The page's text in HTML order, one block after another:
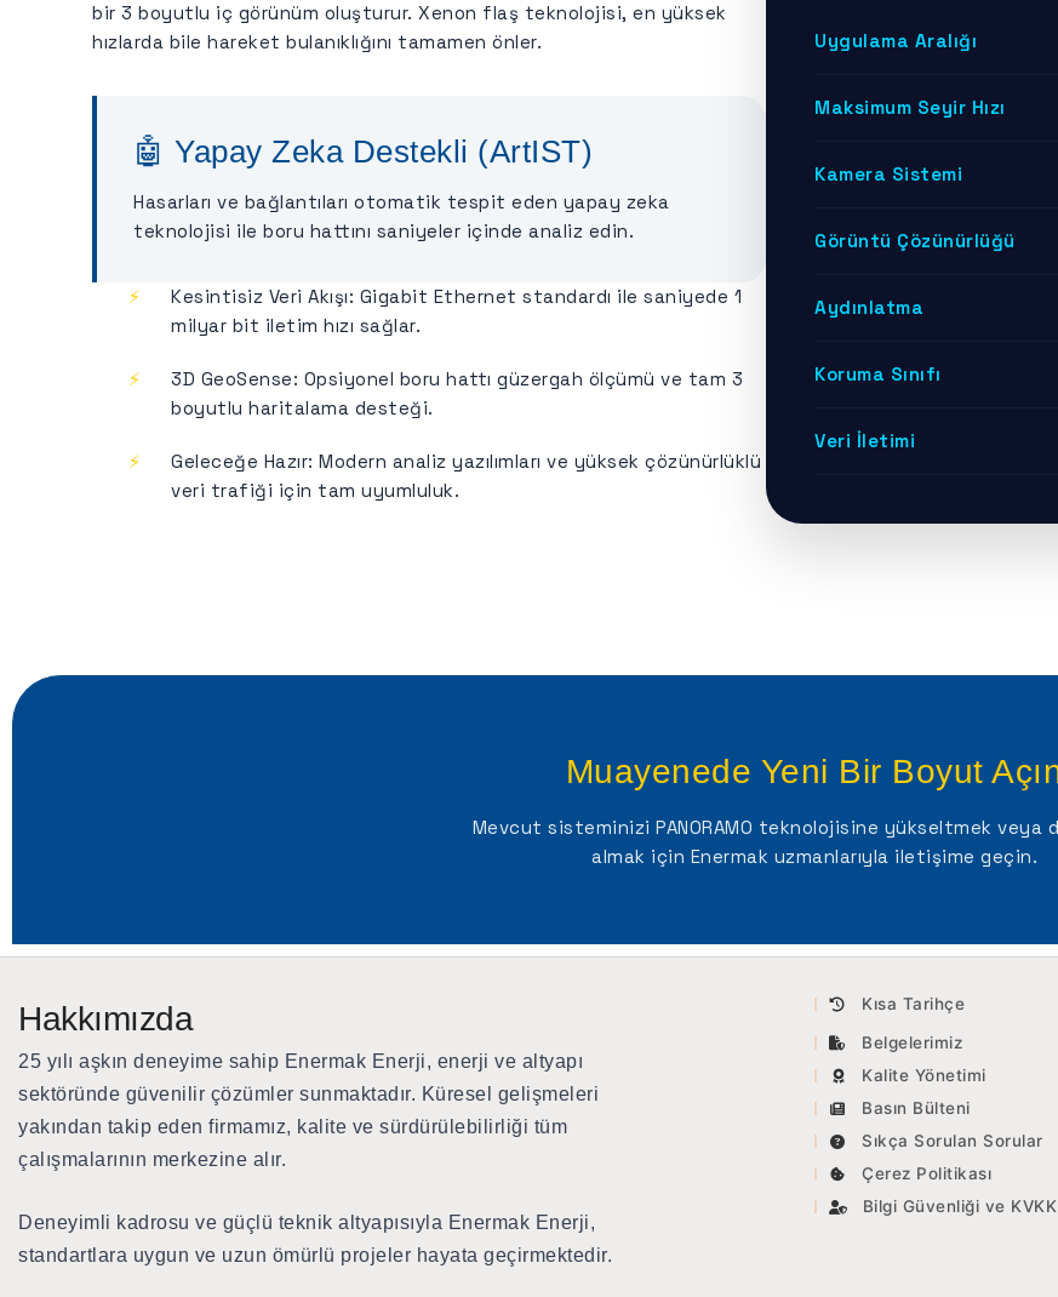
bir 3 boyutlu iç görünüm oluşturur. Xenon flaş teknolojisi, en yüksek
hızlarda bile hareket bulanıklığını tamamen önler.
🤖 Yapay Zeka Destekli (ArtIST)
Hasarları ve bağlantıları otomatik tespit eden yapay zeka
teknolojisi ile boru hattını saniyeler içinde analiz edin.
Kesintisiz Veri Akışı: Gigabit Ethernet standardı ile saniyede 1
milyar bit iletim hızı sağlar.
3D GeoSense: Opsiyonel boru hattı güzergah ölçümü ve tam 3
boyutlu haritalama desteği.
Geleceğe Hazır: Modern analiz yazılımları ve yüksek çözünürlüklü
veri trafiği için tam uyumluluk.
Uygulama Aralığı
Maksimum Seyir Hızı
Kamera Sistemi
Görüntü Çözünürlüğü
Aydınlatma
Koruma Sınıfı
Veri İletimi
Muayenede Yeni Bir Boyut
Mevcut sisteminizi PANORAMO teknolojisine yükseltmek veya
almak için Enermak uzmanlarıyla iletişime geçin.
Hakkımızda
25 yılı aşkın deneyime sahip Enermak Enerji, enerji ve altyapı
sektöründe güvenilir çözümler sunmaktadır. Küresel gelişmeleri
yakından takip eden firmamız, kalite ve sürdürülebilirliği tüm
çalışmalarının merkezine alır.
Deneyimli kadrosu ve güçlü teknik altyapısıyla Enermak Enerji,
standartlara uygun ve uzun ömürlü projeler hayata geçirmektedir.
Kısa Tarihçe
Belgelerimiz
Kalite Yönetimi
Basın Bülteni
Sıkça Sorulan Sorular
Çerez Politikası
Bilgi Güvenliği ve KVKK